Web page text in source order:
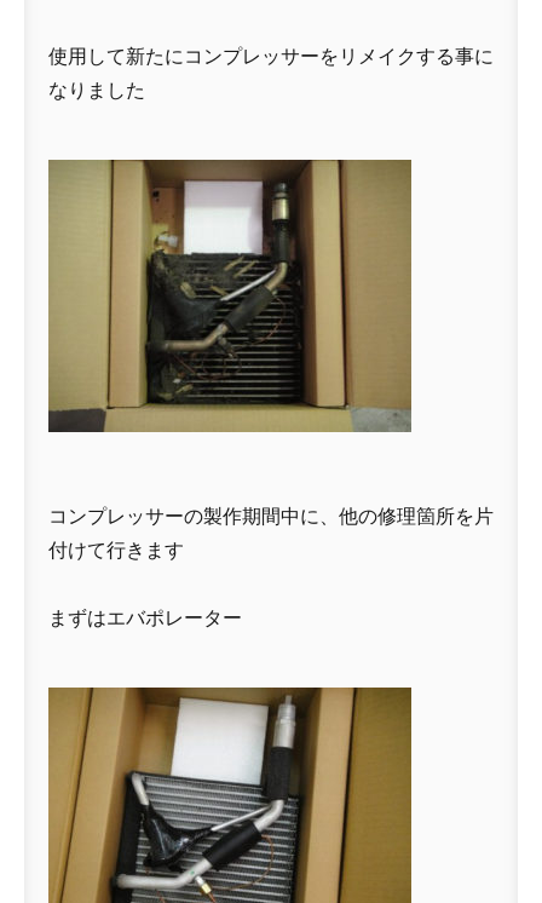
使用して新たにコンプレッサーをリメイクする事に
なりました
コンプレッサーの製作期間中に、他の修理箇所を片
付けて行きます
まずはエバポレーター